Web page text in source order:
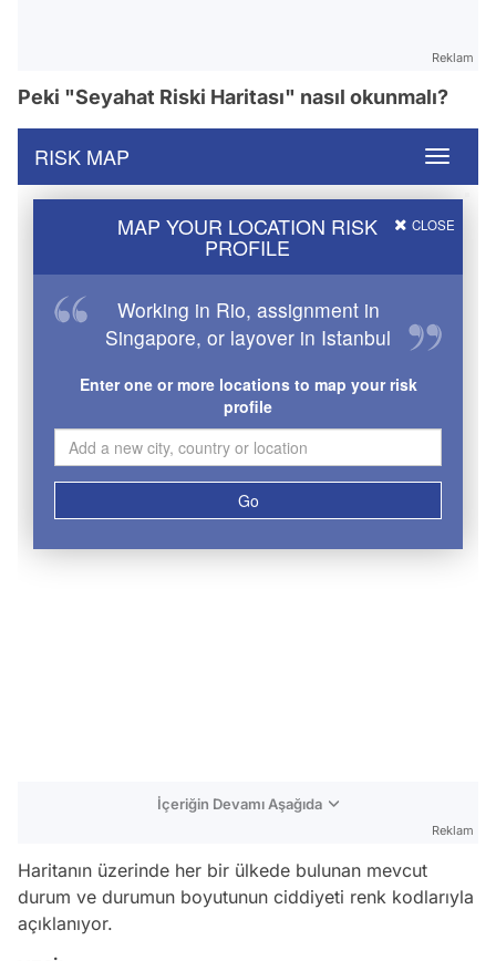
Reklam
Peki "Seyahat Riski Haritası" nasıl okunmalı?
İçeriğin Devamı Aşağıda
Reklam
Haritanın üzerinde her bir ülkede bulunan mevcut
durum ve durumun boyutunun ciddiyeti renk kodlarıyla
açıklanıyor.